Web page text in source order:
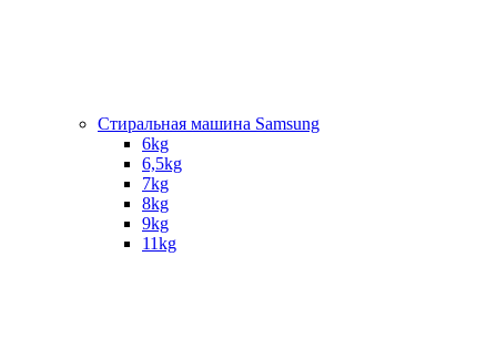
Стиральная машина Samsung
6kg
6,5kg
7kg
8kg
9kg
11kg